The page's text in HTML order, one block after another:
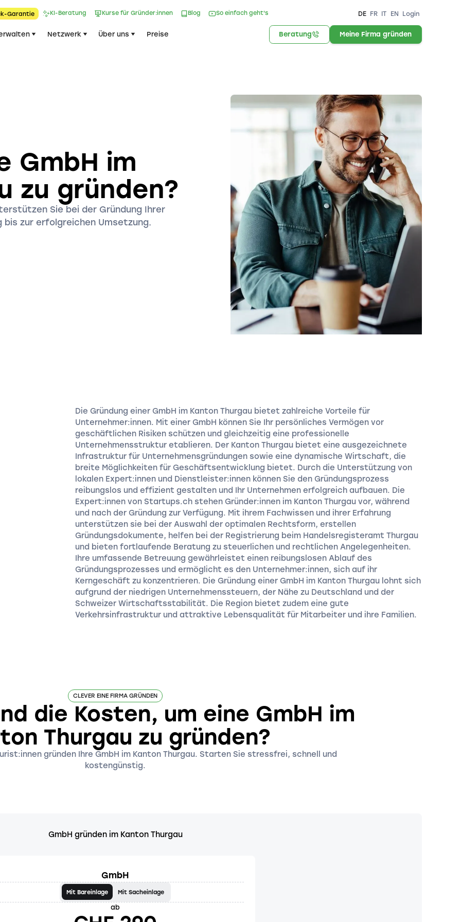
Garantie​ KI-Beratung Kurse für Gründer:innen Blog So einfach geht's DE FR IT EN Login
Netzwerk Über uns Preise Beratung Meine Firma gründen
GmbH im
zu gründen?
Sie bei der Gründung Ihrer
bis zur erfolgreichen Umsetzung.
Die Gründung einer GmbH im Kanton Thurgau bietet zahlreiche Vorteile für
Unternehmer:innen. Mit einer GmbH können Sie Ihr persönliches Vermögen vor
geschäftlichen Risiken schützen und gleichzeitig eine professionelle
Unternehmensstruktur etablieren. Der Kanton Thurgau bietet eine ausgezeichnete
Infrastruktur für Unternehmensgründungen sowie eine dynamische Wirtschaft, die
breite Möglichkeiten für Geschäftsentwicklung bietet. Durch die Unterstützung von
lokalen Expert:innen und Dienstleister:innen können Sie den Gründungsprozess
reibungslos und effizient gestalten und Ihr Unternehmen erfolgreich aufbauen. Die
Expert:innen von Startups.ch stehen Gründer:innen im Kanton Thurgau vor, während
und nach der Gründung zur Verfügung. Mit ihrem Fachwissen und ihrer Erfahrung
unterstützen sie bei der Auswahl der optimalen Rechtsform, erstellen
Gründungsdokumente, helfen bei der Registrierung beim Handelsregisteramt Thurgau
und bieten fortlaufende Beratung zu steuerlichen und rechtlichen Angelegenheiten.
Ihre umfassende Betreuung gewährleistet einen reibungslosen Ablauf des
Gründungsprozesses und ermöglicht es den Unternehmer:innen, sich auf ihr
Kerngeschäft zu konzentrieren. Die Gründung einer GmbH im Kanton Thurgau lohnt sich
aufgrund der niedrigen Unternehmenssteuern, der Nähe zu Deutschland und der
Schweizer Wirtschaftsstabilität. Die Region bietet zudem eine gute
Verkehrsinfrastruktur und attraktive Lebensqualität für Mitarbeiter und ihre Familien.
CLEVER EINE FIRMA GRÜNDEN
die Kosten, um eine GmbH im
Thurgau zu gründen?
gründen Ihre GmbH im Kanton Thurgau. Starten Sie stressfrei, schnell und
kostengünstig.
GmbH gründen im Kanton Thurgau
GmbH
Mit Bareinlage Mit Sacheinlage
ab